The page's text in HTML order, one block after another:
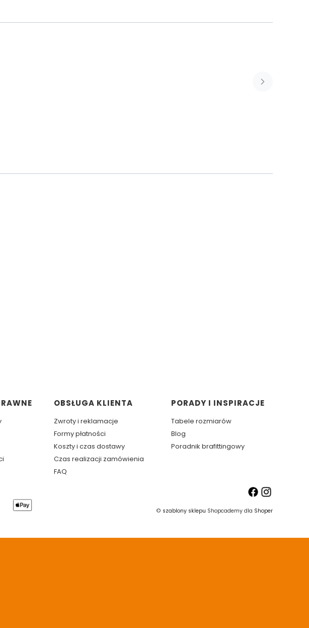
OBSŁUGA KLIENTA
Zwroty i reklamacje
Formy płatności
Koszty i czas dostawy
Czas realizacji zamówienia
FAQ
PORADY I INSPIRACJE
Tabele rozmiarów
Blog
Poradnik brafittingowy
© szablony sklepu Shopcademy dla Shoper